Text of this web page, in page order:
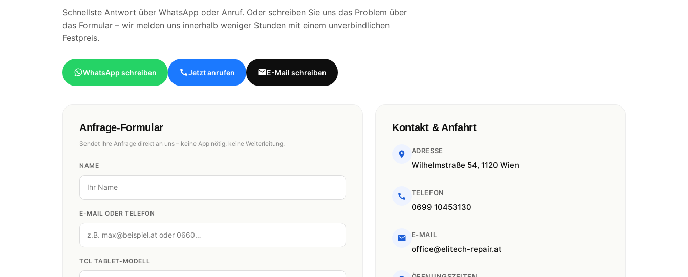
Schnellste Antwort über WhatsApp oder Anruf. Oder schreiben Sie uns das Problem über
das Formular – wir melden uns innerhalb weniger Stunden mit einem unverbindlichen
Festpreis.
WhatsApp schreiben Jetzt anrufen E-Mail schreiben
Anfrage-Formular
Sendet Ihre Anfrage direkt an uns – keine App nötig, keine Weiterleitung.
NAME
E-MAIL ODER TELEFON
TCL TABLET-MODELL
Kontakt & Anfahrt
ADRESSE
Wilhelmstraße 54, 1120 Wien
TELEFON
0699 10453130
E-MAIL
office@elitech-repair.at